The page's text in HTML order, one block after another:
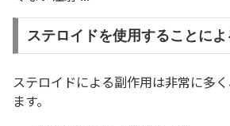
ステロイドを使用することによ
ステロイドによる副作用は非常に多
ます。